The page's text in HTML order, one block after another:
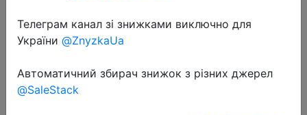
Перейти до магазину
Телеграм канал зі знижками виключно для
України @ZnyzkaUa
Автоматичний збирач знижок з різних джерел
@SaleStack